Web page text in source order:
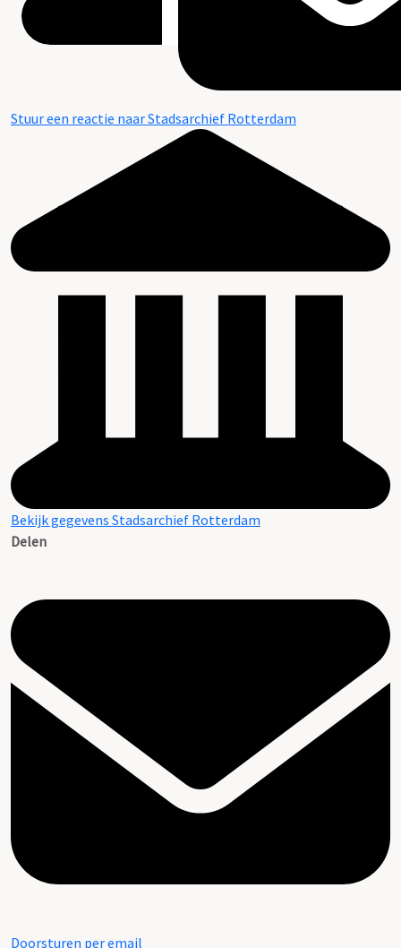
Stuur een reactie naar Stadsarchief Rotterdam
Bekijk gegevens Stadsarchief Rotterdam
Delen
Doorsturen per email